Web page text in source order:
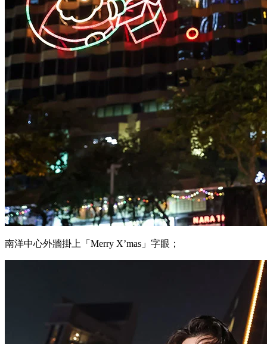
南洋中心外牆掛上「Merry X’mas」字眼；